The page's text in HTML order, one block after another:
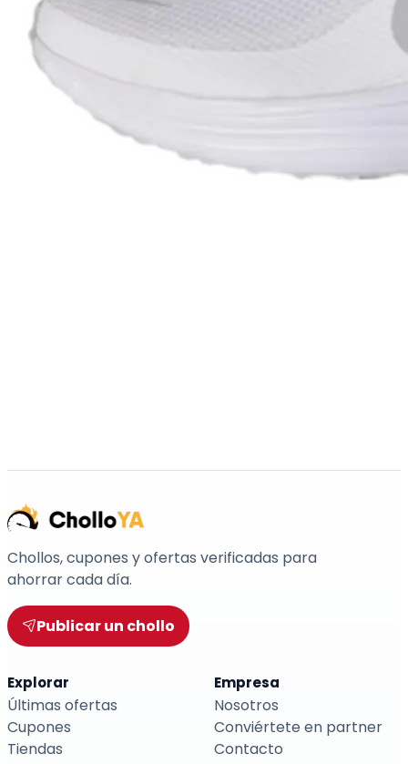
Chollos, cupones y ofertas verificadas para
ahorrar cada día.
Publicar un chollo
Explorar
Últimas ofertas
Cupones
Tiendas
Empresa
Nosotros
Conviértete en partner
Contacto